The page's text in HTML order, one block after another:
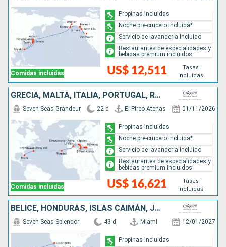
Comidas incluidas US$ 12,511
Tasas
incluidas
Propinas incluidas
Noche pre-crucero incluida*
Servicio de lavanderia incluido
Restaurantes de especialidades y
bebidas premium incluidos
GRECIA, MALTA, ITALIA, PORTUGAL, REINO UNIDO, ESTADOS UNIDOS
Comidas incluidas
Seven Seas Grandeur 22 d El Pireo Atenas 01/11/2026
US$ 16,621
Tasas
incluidas
Propinas incluidas
Noche pre-crucero incluida*
Servicio de lavanderia incluido
Restaurantes de especialidades y
bebidas premium incluidos
BELICE, HONDURAS, ISLAS CAIMÁN, JAMAICA, COLOMBIA, PANAMÁ, COSTA RICA, SALVADOR, GUATEMALA, MÉXICO, ESTADOS UNIDOS, FRANCIA
Seven Seas Splendor 43 d Miami 12/01/2027
Propinas incluidas